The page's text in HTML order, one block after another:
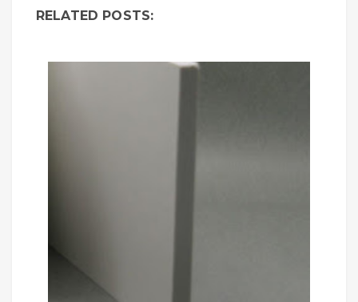
RELATED POSTS: